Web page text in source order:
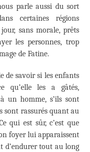
parle aussi du sort
certaines régions
sans morale, prêts
les personnes, trop
de Fatine.
de savoir si les enfants
qu’elle les a gâtés,
un homme, s’ils sont
sont rassurés quant au
qui est sûr, c’est que
foyer lui apparaissent
d’endurer tout au long